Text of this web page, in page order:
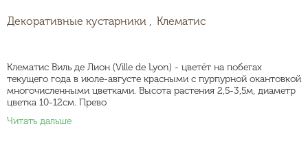
Декоративные кустарники , Клематис
Клематис Виль де Лион (Ville de Lyon) - цветёт на побегах
текущего года в июле-августе красными с пурпурной окантовкой
многочисленными цветками. Высота растения 2,5-3,5м, диаметр
цветка 10-12см. Прево
Читать дальше